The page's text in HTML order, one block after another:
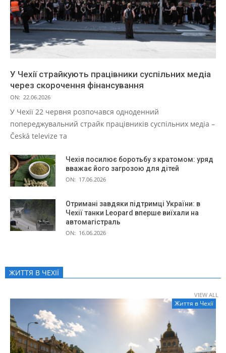
У Чехії страйкують працівники суспільних медіа
через скорочення фінансування
ON: 22.06.2026
У Чехії 22 червня розпочався одноденний
попереджувальний страйк працівників суспільних медіа –
Česká televize та
Чехія посилює боротьбу з кратомом: уряд
вважає його загрозою для дітей
ON: 17.06.2026
Отримані завдяки підтримці України: в
Чехії танки Leopard вперше виїхали на
автомагістраль
ON: 16.06.2026
ЖИТТЯ В ЧЕXІЇ
VIEW ALL
Життя в Чеxії